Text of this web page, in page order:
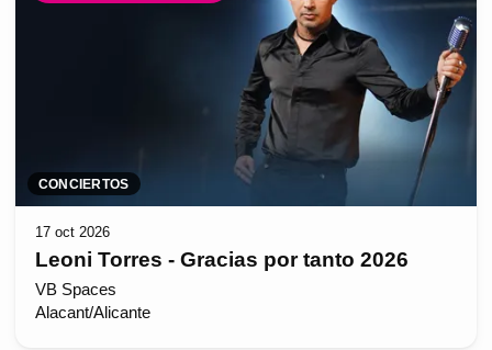
CONCIERTOS
17 oct 2026
Leoni Torres - Gracias por tanto 2026
VB Spaces
Alacant/Alicante